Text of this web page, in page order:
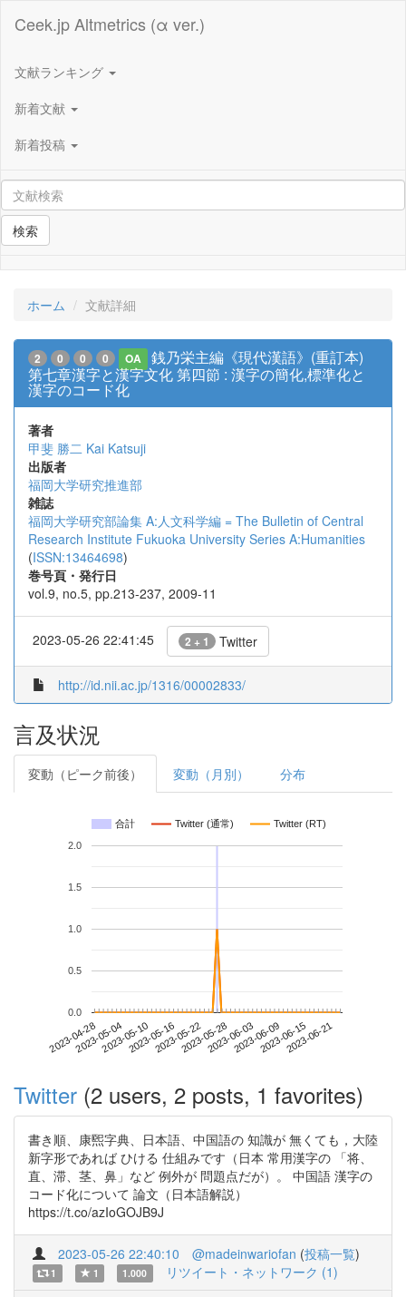
Ceek.jp Altmetrics (α ver.)
文献ランキング
新着文献
新着投稿
検索
ホーム 文献詳細
2 0 0 0 OA
銭乃栄主編《現代漢語》(重訂本)
第七章漢字と漢字文化 第四節 : 漢字の簡化,標準化と
漢字のコード化
著者
甲斐 勝二 Kai Katsuji
出版者
福岡大学研究推進部
雑誌
福岡大学研究部論集 A:人文科学編 = The Bulletin of Central
Research Institute Fukuoka University Series A:Humanities
(ISSN:13464698)
巻号頁・発行日
vol.9, no.5, pp.213-237, 2009-11
2023-05-26 22:41:45 2 + 1 Twitter
http://id.nii.ac.jp/1316/00002833/
言及状況
変動（ピーク前後） 変動（月別） 分布
合計 Twitter (通常) Twitter (RT)
2023-04-282023-05-042023-05-102023-05-162023-05-222023-05-282023-06-032023-06-092023-06-152023-06-21
0.0
0.5
1.0
1.5
2.0
Twitter (2 users, 2 posts, 1 favorites)
書き順、康煕字典、日本語、中国語の 知識が 無くても，大陸
新字形であれば ひける 仕組みです（日本 常用漢字の 「将、
直、滞、茎、鼻」など 例外が 問題点だが）。 中国語 漢字の
コード化について 論文（日本語解説）
https://t.co/azIoGOJB9J
2023-05-26 22:40:10 @madeinwariofan (投稿一覧)
1 1 1.000 リツイート・ネットワーク (1)